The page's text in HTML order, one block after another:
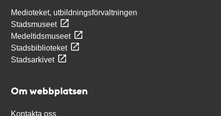
Medioteket, utbildningsförvaltningen
Stadsmuseet
Medeltidsmuseet
Stadsbiblioteket
Stadsarkivet
Om webbplatsen
Kontakta oss